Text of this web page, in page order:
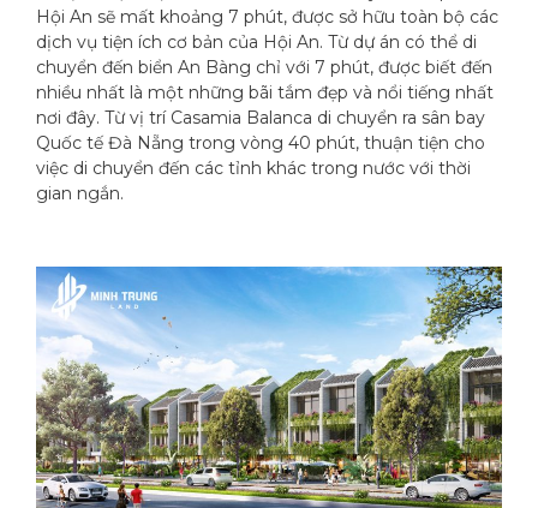
Hội An sẽ mất khoảng 7 phút, được sở hữu toàn bộ các
dịch vụ tiện ích cơ bản của Hội An. Từ dự án có thể di
chuyển đến biển An Bàng chỉ với 7 phút, được biết đến
nhiều nhất là một những bãi tắm đẹp và nổi tiếng nhất
nơi đây. Từ vị trí Casamia Balanca di chuyển ra sân bay
Quốc tế Đà Nẵng trong vòng 40 phút, thuận tiện cho
việc di chuyển đến các tỉnh khác trong nước với thời
gian ngắn.